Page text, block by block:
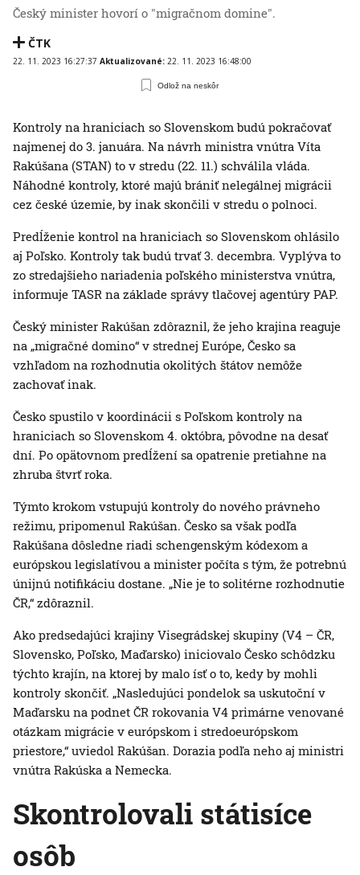
Český minister hovorí o "migračnom domine".
ČTK
22. 11. 2023 16:27:37 Aktualizované: 22. 11. 2023 16:48:00
Odlož na neskôr
Kontroly na hraniciach so Slovenskom budú pokračovať
najmenej do 3. januára. Na návrh ministra vnútra Víta
Rakúšana (STAN) to v stredu (22. 11.) schválila vláda.
Náhodné kontroly, ktoré majú brániť nelegálnej migrácii
cez české územie, by inak skončili v stredu o polnoci.
Predĺženie kontrol na hraniciach so Slovenskom ohlásilo
aj Poľsko. Kontroly tak budú trvať 3. decembra. Vyplýva to
zo stredajšieho nariadenia poľského ministerstva vnútra,
informuje TASR na základe správy tlačovej agentúry PAP.
Český minister Rakúšan zdôraznil, že jeho krajina reaguje
na „migračné domino“ v strednej Európe, Česko sa
vzhľadom na rozhodnutia okolitých štátov nemôže
zachovať inak.
Česko spustilo v koordinácii s Poľskom kontroly na
hraniciach so Slovenskom 4. októbra, pôvodne na desať
dní. Po opätovnom predĺžení sa opatrenie pretiahne na
zhruba štvrť roka.
Týmto krokom vstupujú kontroly do nového právneho
režimu, pripomenul Rakúšan. Česko sa však podľa
Rakúšana dôsledne riadi schengenským kódexom a
európskou legislatívou a minister počíta s tým, že potrebnú
únijnú notifikáciu dostane. „Nie je to solitérne rozhodnutie
ČR,“ zdôraznil.
Ako predsedajúci krajiny Visegrádskej skupiny (V4 – ČR,
Slovensko, Poľsko, Maďarsko) iniciovalo Česko schôdzku
týchto krajín, na ktorej by malo ísť o to, kedy by mohli
kontroly skončiť. „Nasledujúci pondelok sa uskutoční v
Maďarsku na podnet ČR rokovania V4 primárne venované
otázkam migrácie v európskom i stredoeurópskom
priestore,“ uviedol Rakúšan. Dorazia podľa neho aj ministri
vnútra Rakúska a Nemecka.
Skontrolovali státisíce
osôb